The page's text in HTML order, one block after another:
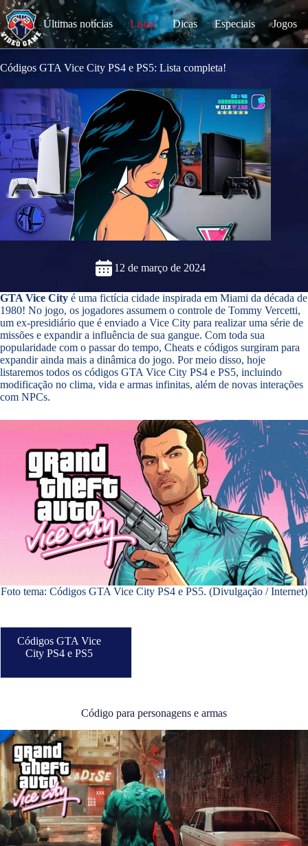
k
i
p
o
o
e
n
t
Últimas notícias Listas Dicas Especiais Jogos
Códigos GTA Vice City PS4 e PS5: Lista completa!
12 de março de 2024
GTA Vice City é uma fictícia cidade inspirada em Miami da década de
1980! No jogo, os jogadores assumem o controle de Tommy Vercetti,
um ex-presidiário que é enviado a Vice City para realizar uma série de
missões e expandir a influência de sua gangue. Com toda sua
popularidade com o passar do tempo, Cheats e códigos surgiram para
expandir ainda mais a dinâmica do jogo. Por meio disso, hoje
listaremos todos os códigos GTA Vice City PS4 e PS5, incluindo
modificação no clima, vida e armas infinitas, além de novas interações
com NPCs.
Foto tema: Códigos GTA Vice City PS4 e PS5. (Divulgação / Internet)
Códigos GTA Vice
City PS4 e PS5
Código para personagens e armas